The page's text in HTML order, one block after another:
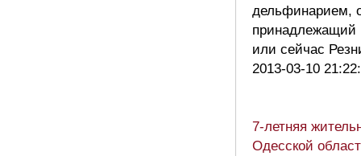
дельфинарием,
принадлежащий
или сейчас
2013-03-10
7-летняя
Одесской